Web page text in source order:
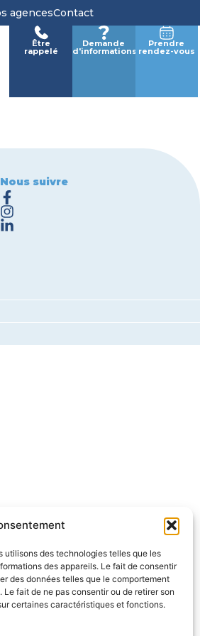
utilisons des technologies telles que les
des appareils. Le fait de consentir
des données telles que le comportement
fait de ne pas consentir ou de retirer son
certaines caractéristiques et fonctions.
agencesContact
Être
rappelé
Demande
d'informations
Prendre
rendez-vous
Nous suivre